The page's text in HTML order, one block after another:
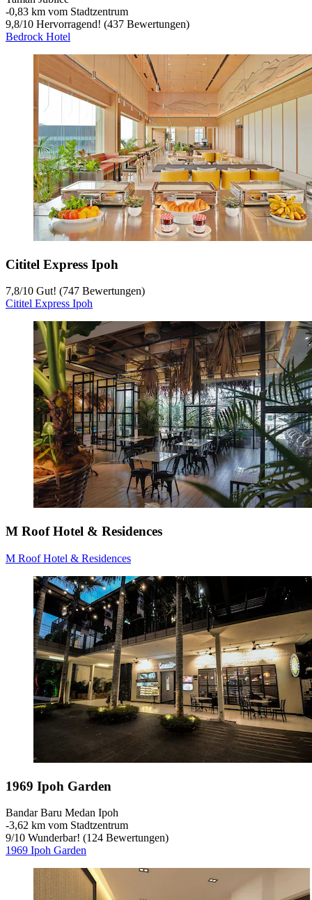
‐0,83 km vom Stadtzentrum
9,8/10 Hervorragend! (437 Bewertungen)
Bedrock Hotel
Cititel Express Ipoh
7,8/10 Gut! (747 Bewertungen)
Cititel Express Ipoh
M Roof Hotel & Residences
M Roof Hotel & Residences
1969 Ipoh Garden
Bandar Baru Medan Ipoh
‐3,62 km vom Stadtzentrum
9/10 Wunderbar! (124 Bewertungen)
1969 Ipoh Garden